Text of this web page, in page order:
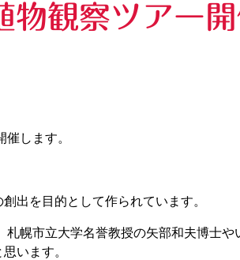
観察ツアー開
催します。
出を目的として作られています。
札幌市立大学名誉教授の矢部和夫博士
います。